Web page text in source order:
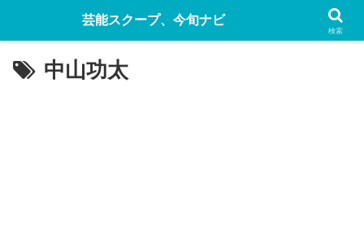
中山功太
芸能スクープ、今旬ナビ
検索